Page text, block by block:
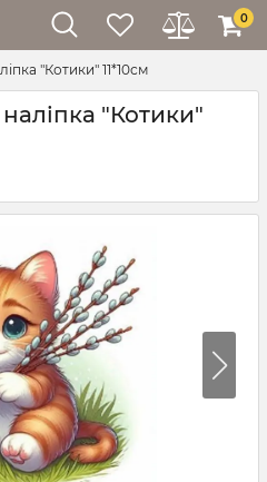
0
"Котики" 11*10см
"Котики"